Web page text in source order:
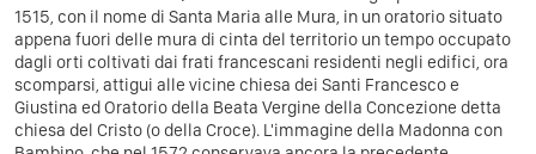
1515, con il nome di Santa Maria alle Mura, in un oratorio situato
appena fuori delle mura di cinta del territorio un tempo occupato
dagli orti coltivati dai frati francescani residenti negli edifici, ora
scomparsi, attigui alle vicine chiesa dei Santi Francesco e
Giustina ed Oratorio della Beata Vergine della Concezione detta
chiesa del Cristo (o della Croce). L'immagine della Madonna con